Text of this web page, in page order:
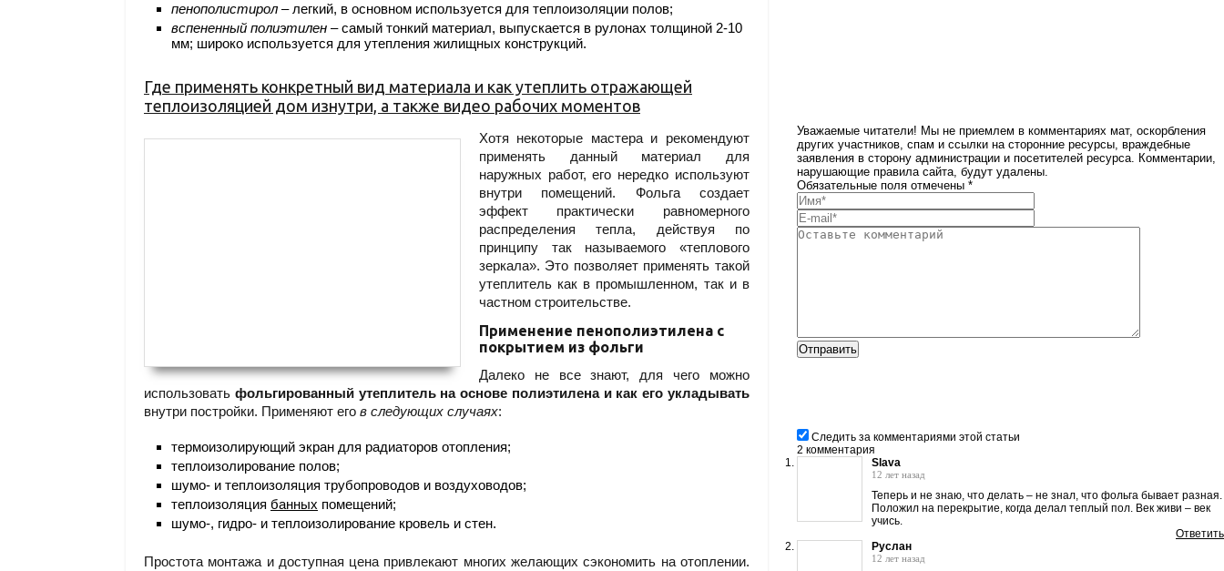
пенополистирол – легкий, в основном используется для теплоизоляции полов;
вспененный полиэтилен – самый тонкий материал, выпускается в рулонах толщиной 2-10
мм; широко используется для утепления жилищных конструкций.
Где применять конкретный вид материала и как утеплить отражающей
теплоизоляцией дом изнутри, а также видео рабочих моментов
Хотя некоторые мастера и рекомендуют
применять данный материал для
наружных работ, его нередко используют
внутри помещений. Фольга создает
эффект практически равномерного
распределения тепла, действуя по
принципу так называемого «теплового
зеркала». Это позволяет применять такой
утеплитель как в промышленном, так и в
частном строительстве.
Применение пенополиэтилена с
покрытием из фольги
Далеко не все знают, для чего можно
использовать фольгированный утеплитель на основе полиэтилена и как его укладывать
внутри постройки. Применяют его в следующих случаях:
термоизолирующий экран для радиаторов отопления;
теплоизолирование полов;
шумо- и теплоизоляция трубопроводов и воздуховодов;
теплоизоляция банных помещений;
шумо-, гидро- и теплоизолирование кровель и стен.
Простота монтажа и доступная цена привлекают многих желающих сэкономить на отоплении.
Уважаемые читатели! Мы не приемлем в комментариях мат, оскорбления
других участников, спам и ссылки на сторонние ресурсы, враждебные
заявления в сторону администрации и посетителей ресурса. Комментарии,
нарушающие правила сайта, будут удалены.
Обязательные поля отмечены *
Следить за комментариями этой статьи
2 комментария
Slava
12 лет назад
Теперь и не знаю, что делать – не знал, что фольга бывает разная.
Положил на перекрытие, когда делал теплый пол. Век живи – век
учись.
Ответить
Руслан
12 лет назад